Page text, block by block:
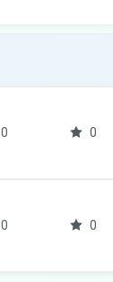
0 0
0 0